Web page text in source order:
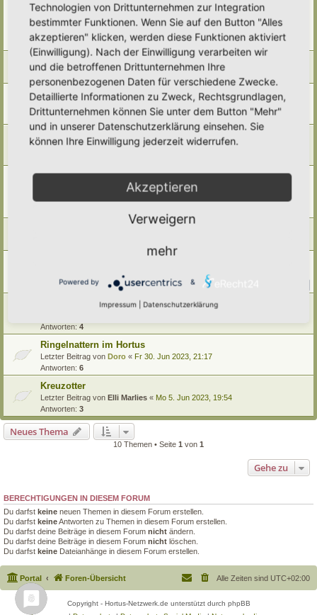
Neuer Steingarten für Eidechsen und selten heimische
Stauden von Frank Schröder
Letzter Beitrag von Simbienchen
Mo 8. Dez 2025, 11:06
Antworten:6
Die fünf Eidechsenarten in Deutschland
Letzter Beitrag von Simbienchen«So 7. Dez 2025, 13:57
Eidechsenportrett
Letzter Beitrag von RonB
So 21. Jul 2024, 12:13
Antworten:1
Der Amphibienfreundliche Garten: Das Laichgewässer
Letzter Beitrag vonPrimulaveris«Mo 19. Feb 2024, 12:10
Der Amphibienfreundliche Garten: Verstecke für Amphibien
Amphibien-Porträt: Teichfrosch (Pelophylax kl. Esculentus )
So 13. Aug 2023, 13:26
Antworten:14
Kletterkünste der Eidechsen
Antworten: 4
Ringelnattern im Hortus
Letzter Beitrag von Doro « Fr 30. Jun 2023, 21:17
Antworten: 6
Kreuzotter
Letzter Beitrag von Elli Marlies « Mo 5. Jun 2023, 19:54
Antworten: 3
Neues Thema
10 Themen • Seite 1 von 1
Gehe zu
BERECHTIGUNGEN IN DIESEM FORUM
Du darfst keine neuen Themen in diesem Forum erstellen.
Du darfst keineAntworten zu Themen in diesem Forum erstellen.
Du darfst deine Beiträge in diesem Forum nicht ändern.
Du darfst deine Beiträge in diesem Forum nicht löschen.
Du darfst keine Dateianhänge in diesem Forum erstellen.
Portal Foren-Übersicht Alle Zeiten sind UTC+02:00
Copyright - Hortus-Netzwerk.de unterstützt durch phpBB
Technologien von Drittunternehmen zur Integration
bestimmter Funktionen. Wenn Sie auf den Button "Alles
akzeptieren" klicken, werden diese Funktionen aktiviert
(Einwilligung). Nach der Einwilligung verarbeiten wir
und die betroffenen Drittunternehmen Ihre
personenbezogenen Daten für verschiedene Zwecke.
Detaillierte Informationen zu Zweck, Rechtsgrundlagen,
Drittunternehmen können Sie unter dem Button "Mehr"
und in unserer Datenschutzerklärung einsehen. Sie
können Ihre Einwilligung jederzeit widerrufen.
Akzeptieren
Verweigern
mehr
Powered by &
Impressum Datenschutzerklärung